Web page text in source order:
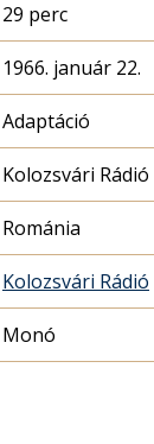
29 perc
1966. január 22.
Adaptáció
Kolozsvári Rádió
Románia
Kolozsvári Rádió
Monó